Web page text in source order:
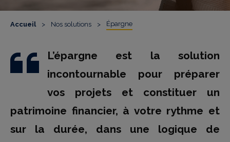
Accueil > Nos solutions > Épargne
L’épargne est la solution
incontournable pour préparer
vos projets et constituer un
patrimoine financier, à votre rythme et
sur la durée, dans une logique de